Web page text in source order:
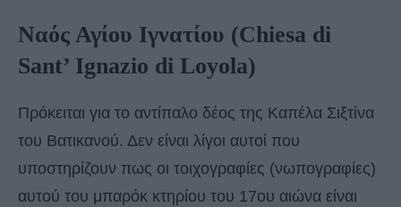
Ναός Αγίου Ιγνατίου (Chiesa di
Sant’ Ignazio di Loyola)
Πρόκειται για το αντίπαλο δέος της Καπέλα Σιξτίνα
του Βατικανού. Δεν είναι λίγοι αυτοί που
υποστηρίζουν πως οι τοιχογραφίες (νωπογραφίες)
αυτού του μπαρόκ κτηρίου του 17ου αιώνα είναι